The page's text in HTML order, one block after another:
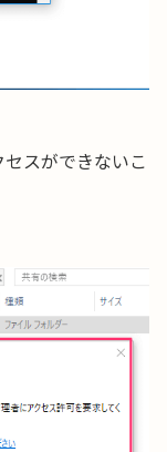
スができないこ